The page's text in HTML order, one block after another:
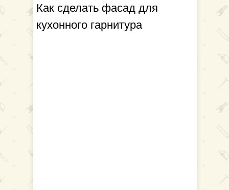
Как сделать фасад для
кухонного гарнитура